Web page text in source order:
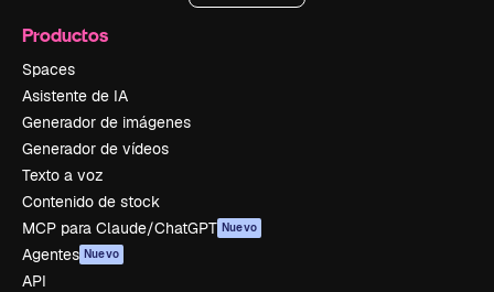
Productos
Spaces
Asistente de IA
Generador de imágenes
Generador de vídeos
Texto a voz
Contenido de stock
MCP para Claude/ChatGPT Nuevo
Agentes Nuevo
API